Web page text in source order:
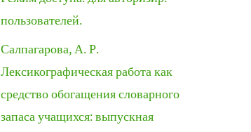
пользователей.
Салпагарова, А. Р.
Лексикографическая работа как
средство обогащения словарного
запаса учащихся: выпускная